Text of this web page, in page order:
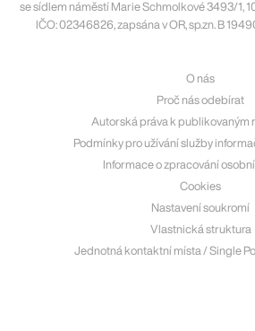
se sídlem náměstí Marie Schmolkové 3493/1,
IČO: 02346826, zapsána v OR, sp.zn. B
O nás
Proč nás odebírat
Autorská práva k publikovaným
Podmínky pro užívání služby
Informace o zpracování
Cookies
Nastavení soukromí
Vlastnická struktura
Jednotná kontaktní místa / Single